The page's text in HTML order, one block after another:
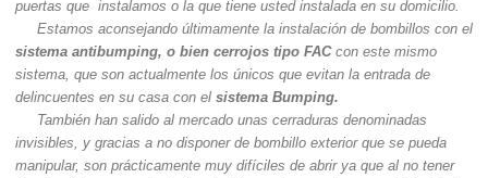
puertas que instalamos o la que tiene usted instalada en su domicilio.
Estamos aconsejando últimamente la instalación de bombillos con el
sistema antibumping, o bien cerrojos tipo FACcon este mismo
sistema, que son actualmente los únicos que evitan la entrada de
delincuentes en su casa con el sistema Bumping.
También han salido al mercado unas cerraduras denominadas
invisibles, y gracias a no disponer de bombillo exterior que se pueda
manipular, son prácticamente muy difíciles de abrir ya que al no tener